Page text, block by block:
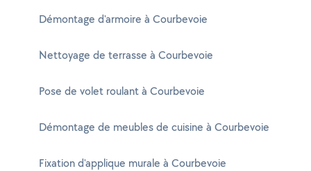
Démontage d'armoire à Courbevoie
Nettoyage de terrasse à Courbevoie
Pose de volet roulant à Courbevoie
Démontage de meubles de cuisine à Courbevoie
Fixation d'applique murale à Courbevoie